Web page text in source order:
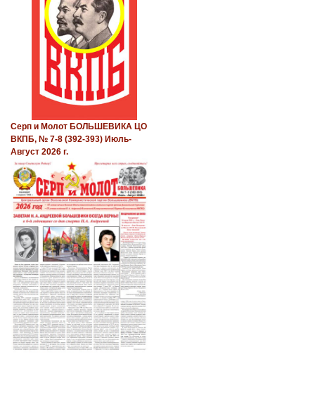
Серп и Молот БОЛЬШЕВИКА ЦО
ВКПБ, № 7-8 (392-393) Июль-
Август 2026 г.